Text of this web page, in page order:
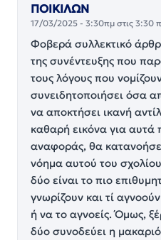
ΠΟΙΚΙΛΩΝ
17/03/2025 - 3:30πμ στις 3:30
Φοβερά συλλεκτικό
της συνέντευξης που
τους λόγους που
συνειδητοποιήσει όσα
να αποκτήσει ικανή
καθαρή εικόνα για αυτά
αναφοράς, θα
νόημα αυτού του
δύο είναι το πιο
γνωρίζουν και τί
ή να το αγνοείς. Όμως,
δύο συνοδεύει η